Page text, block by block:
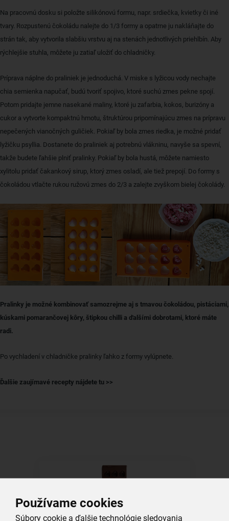
Používame cookies
Súbory cookie a ďalšie technológie sledovania
Na pracovnú dosku si položte silikónovú formu, napr. srdiečka, kvietky či iné
tvary. Rozpustenú čokoládu nalejte do 1/3 formy a opatrne ju nakláňajte do
strán tak, aby vytvorila slabšiu vrstvu aj na stenách jednotlivých priehlbín. Aby
rýchlejšie stuhla, môžete ju zatiaľ uložiť do chladničky.
Príprava náplne do praliniek je jednoduchá. V miske s lyžicou vody nechajte
chia semienka napučať, budú tvoriť spojivo, ktoré suchú zmes pekne spojí.
Potom pridajte jemne nasekané maliny, ktoré ju zafarbia, kokos, burizóny a
cukor a vytvorte kompaktnú hmotu, štruktúrou pripomínajúcu zmes na prípravu
nepečených vianočných guličiek. Pokiaľ by bola zmes riedka, je možné pridať
lyžičku psyllia. Dostanete do praliniek aj potrebnú vlákninu, navyše sa spevní,
takže budete ľahšie plniť pralinky. Pokiaľ by bola hustá, môžete namiesto
xylitolu pridať čakankový sirup, ktorý zmes osladí, ale tiež prepojí. Do formy s
čokoládou vtlačte rukou ružovú zmes do 2/3 a zalejte zvyškom bielej čokolády.
Pralinky je možné kombinovať samozrejme aj s tmavou čokoládou, pistáciami,
kúskami pomarančovej kôry, štipkou chilli a ďalšími dobrotami, ktoré máte
radi.
Po vychladení v chladničke pralinky ľahko z formy vylúpnete.
Ďalšie zaujímavé recepty nájdete tu >>